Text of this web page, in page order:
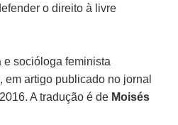
o direito à livre
e socióloga feminista
, em artigo publicado no jornal
A tradução é de Moisés